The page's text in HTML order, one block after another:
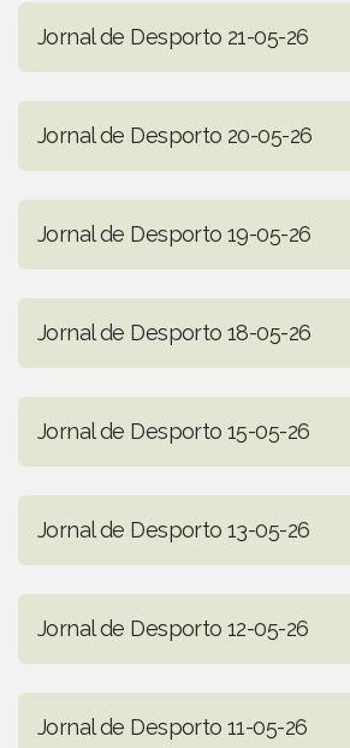
Jornal de Desporto 21-05-26
Jornal de Desporto 20-05-26
Jornal de Desporto 19-05-26
Jornal de Desporto 18-05-26
Jornal de Desporto 15-05-26
Jornal de Desporto 13-05-26
Jornal de Desporto 12-05-26
Jornal de Desporto 11-05-26